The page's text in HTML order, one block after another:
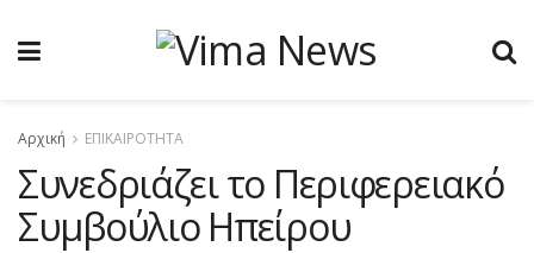
Αρχική ΕΠΙΚΑΙΡΟΤΗΤΑ
Συνεδριάζει το Περιφερειακό
Συμβούλιο Ηπείρου